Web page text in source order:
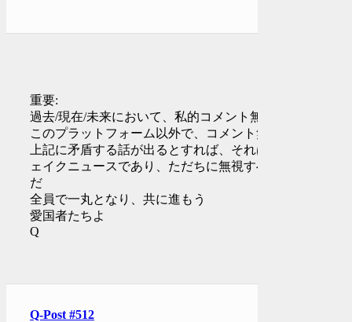
重要:
過去/現在/未来において、私的コメント無し
このプラットフォーム以外で、コメント無し
上記に矛盾する話が出るとすれば、それはフ
ェイクニュースであり、ただちに無視すべき
だ
全員で一丸となり、共に進もう
愛国者たちよ
Q
Q-Post #512